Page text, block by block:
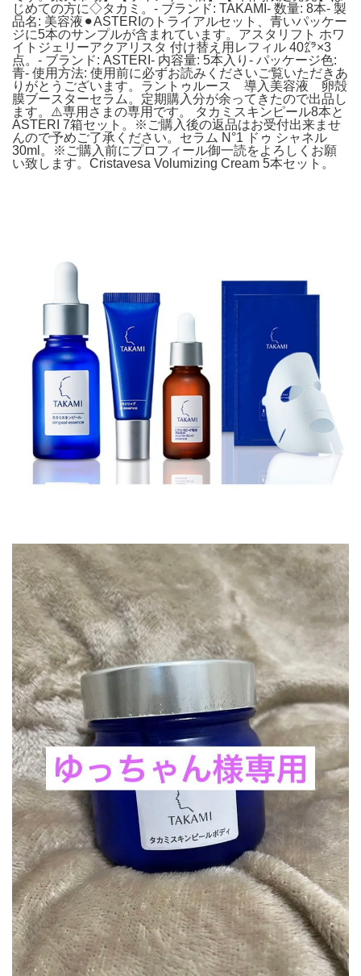
じめての方に◇タカミ。- ブランド: TAKAMI- 数量: 8本- 製
品名: 美容液⚫︎ASTERIのトライアルセット、青いパッケー
ジに5本のサンプルが含まれています。アスタリフト ホワ
イトジェリーアクアリスタ 付け替え用レフィル 40㌘×3
点。- ブランド: ASTERI- 内容量: 5本入り- パッケージ色:
青- 使用方法: 使用前に必ずお読みくださいご覧いただきあ
りがとうございます。ラントゥルース 導入美容液 卵殻
膜ブースターセラム。定期購入分が余ってきたので出品し
ます。⚠️専用さまの専用です。 タカミスキンピール8本と
ASTERI 7箱セット。※ご購入後の返品はお受付出来ませ
んので予めご了承ください。セラム N°1 ドゥ シャネル
30ml。※ご購入前にプロフィール御一読をよろしくお願
い致します。Cristavesa Volumizing Cream 5本セット。